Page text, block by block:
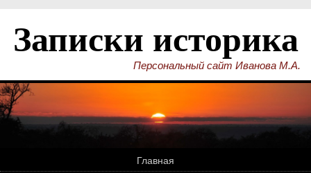
Записки историка
Персональный сайт Иванова М.А.
Главная